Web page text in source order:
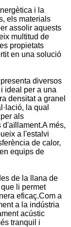
i la
els materials
assolir aquests
multitud de
propietats
en una solució
diversos
ideal per a una
densitat a granel
la qual
als
més,
a l'estalvi
de calor,
equips de
de la llana de
li permet
eficaç.Com a
a la indústria
acústic
tranquil i